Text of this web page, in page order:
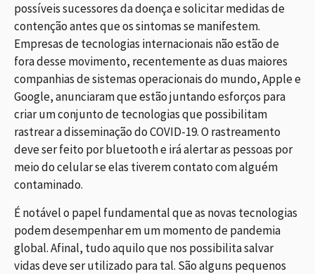
possíveis sucessores da doença e solicitar medidas de
contenção antes que os sintomas se manifestem.
Empresas de tecnologias internacionais não estão de
fora desse movimento, recentemente as duas maiores
companhias de sistemas operacionais do mundo, Apple e
Google, anunciaram que estão juntando esforços para
criar um conjunto de tecnologias que possibilitam
rastrear a disseminação do COVID-19. O rastreamento
deve ser feito por bluetooth e irá alertar as pessoas por
meio do celular se elas tiverem contato com alguém
contaminado.
É notável o papel fundamental que as novas tecnologias
podem desempenhar em um momento de pandemia
global. Afinal, tudo aquilo que nos possibilita salvar
vidas deve ser utilizado para tal. São alguns pequenos